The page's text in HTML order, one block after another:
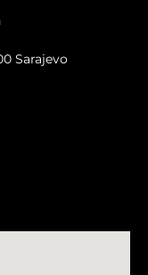
Sarajevo